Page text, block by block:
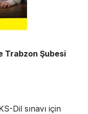
Trabzon Şubesi
Dil sınavı için